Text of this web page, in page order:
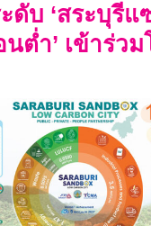
ดับ ‘สระบุรี
ต่ำ’ เข้าร่ว